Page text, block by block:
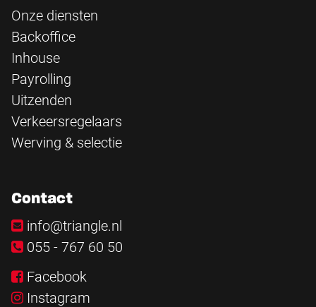
Onze diensten
Backoffice
Inhouse
Payrolling
Uitzenden
Verkeersregelaars
Werving & selectie
Contact
info@triangle.nl
055 - 767 60 50
Facebook
Instagram